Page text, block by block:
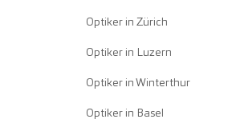
Optiker in Zürich
Optiker in Luzern
Optiker in Winterthur
Optiker in Basel